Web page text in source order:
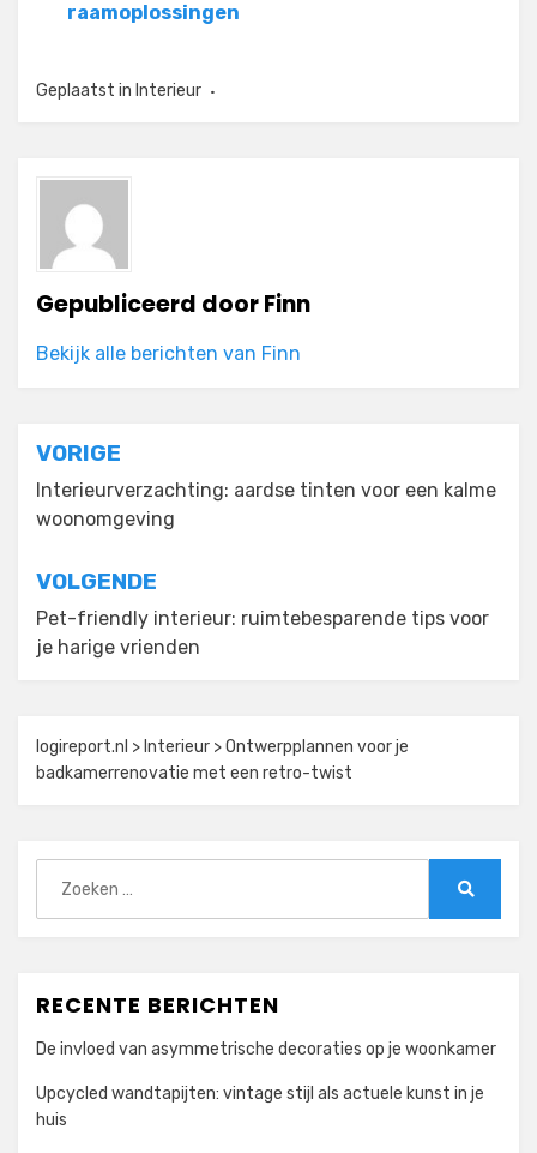
raamoplossingen
Geplaatst in Interieur
Gepubliceerd doorFinn
Bekijk alle berichten van Finn
Bericht
navigatie
VORIGE
Interieurverzachting: aardse tinten voor een kalme
woonomgeving
VOLGENDE
Pet-friendly interieur: ruimtebesparende tips voor
je harige vrienden
logireport.nl > Interieur >Ontwerpplannen voor je
badkamerrenovatie met een retro-twist
naar:
RECENTE BERICHTEN
De invloed van asymmetrische decoraties op je woonkamer
Upcycled wandtapijten: vintage stijl als actuele kunst in je
huis